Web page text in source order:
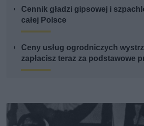
Cennik gładzi gipsowej i
całej Polsce
Ceny usług ogrodniczych
zapłacisz teraz za podstawowe